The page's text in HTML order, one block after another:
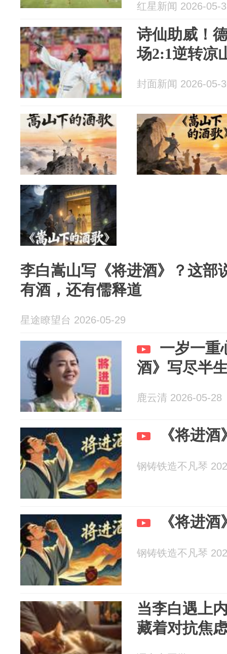
红星新闻 2026-05-
诗仙助威！
场2:1逆转凉
封面新闻 2026-05-
李白嵩山写《将进酒》？这部
有酒，还有儒释道
星途瞭望台 2026-05-29
一岁一重
酒》写尽半
鹿云清 2026-05-28
《将进
钢铸铁造不凡琴
《将进
钢铸铁造不凡琴
当李白遇上
藏着对抗焦